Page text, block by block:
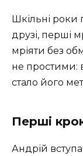
Шкільні
друзі, перші
мріяти без
не простими:
стало його
Перші
Андрій